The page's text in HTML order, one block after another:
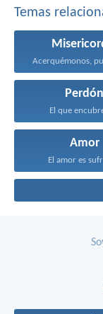
Temas
Perdón
El que
Amor
El amor es